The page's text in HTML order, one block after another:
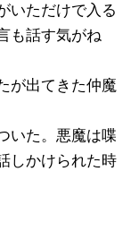
いただけで入る
も話す気がね
が出てきた仲魔
いた。悪魔は喋
しかけられた時